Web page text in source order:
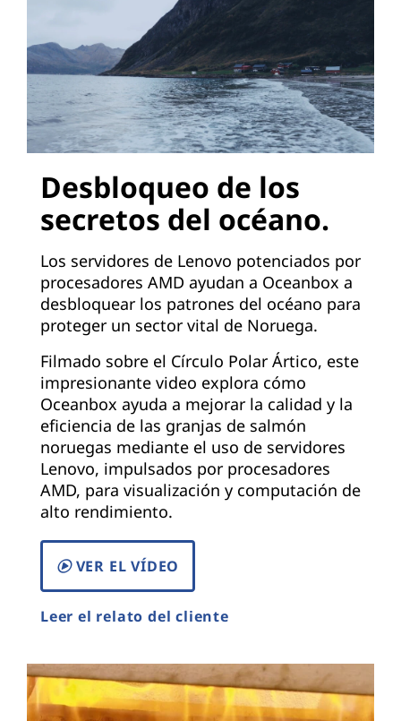
Desbloqueo de los
secretos del océano.
Los servidores de Lenovo potenciados por
procesadores AMD ayudan a Oceanbox a
desbloquear los patrones del océano para
proteger un sector vital de Noruega.
Filmado sobre el Círculo Polar Ártico, este
impresionante video explora cómo
Oceanbox ayuda a mejorar la calidad y la
eficiencia de las granjas de salmón
noruegas mediante el uso de servidores
Lenovo, impulsados por procesadores
AMD, para visualización y computación de
alto rendimiento.
VER EL VÍDEO
Leer el relato del cliente